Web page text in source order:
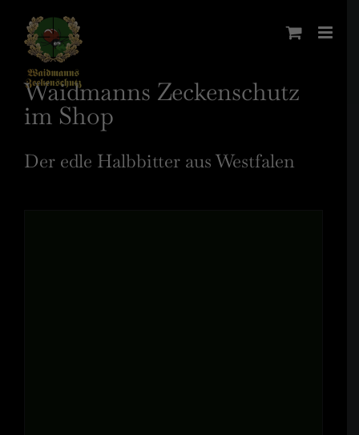
Inhalt
springen
Waidmanns Zeckenschutz
im Shop
Der edle Halbbitter aus Westfalen